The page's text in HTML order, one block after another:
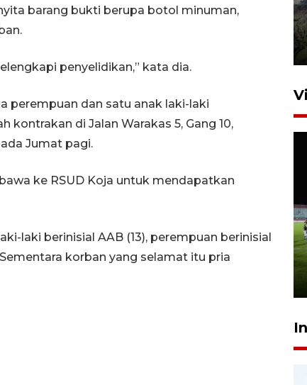
barang bukti berupa botol minuman,
penyelidikan,” kata dia.
perempuan dan satu anak laki-laki
di Jalan Warakas 5, Gang 10,
Jumat pagi.
ke RSUD Koja untuk mendapatkan
laki berinisial AAB (13), perempuan berinisial
korban yang selamat itu pria
Penyusutan debit air Sungai
beroperasi di pekan kedua
Agustus